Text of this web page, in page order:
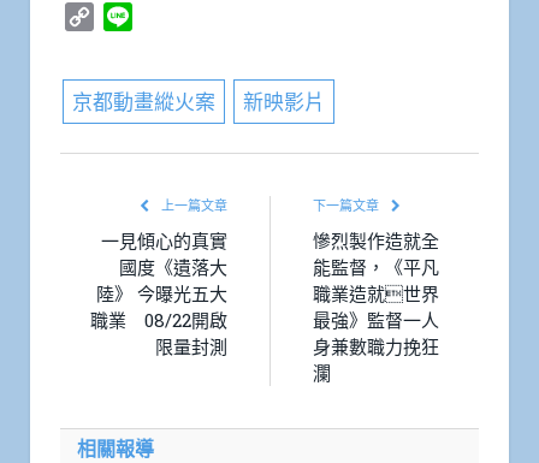
Copy
京都動畫縱火案 新映影片
上一篇文章
一見傾心的真實
國度《遺落大
陸》 今曝光五大
職業 08/22開啟
限量封測
下一篇文章
慘烈製作造就全
能監督，《平凡
職業造就世界
最強》監督一人
身兼數職力挽狂
瀾
相關報導